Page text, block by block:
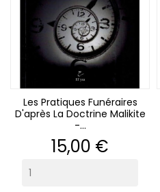
Les Pratiques Funéraires
D'après La Doctrine Malikite
-...
Prix
15,00 €